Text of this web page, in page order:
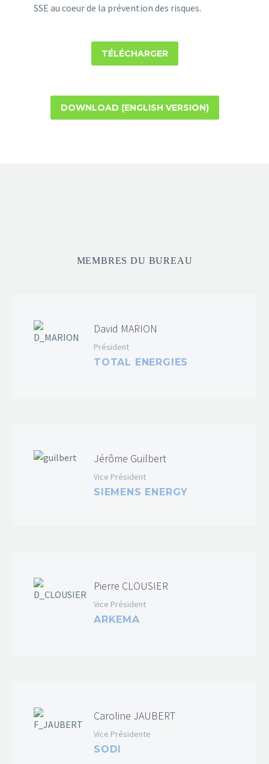
SSE au coeur de la prévention des risques.
TÉLÉCHARGER
DOWNLOAD (ENGLISH VERSION)
MEMBRES DU BUREAU
David MARION
Président
TOTAL ENERGIES
Jérôme Guilbert
Vice Président
SIEMENS ENERGY
Pierre CLOUSIER
Vice Président
ARKEMA
Caroline JAUBERT
Vice Présidente
SODI